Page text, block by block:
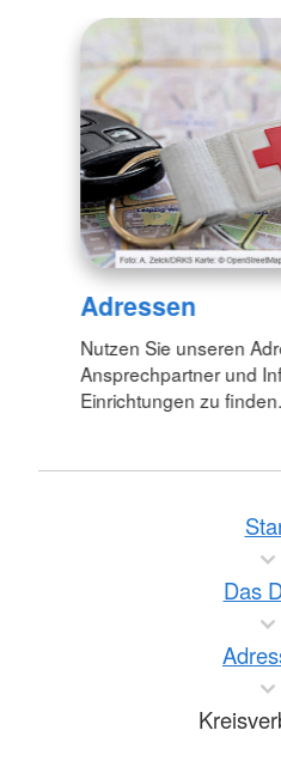
Adressen
Nutzen Sie unseren
Ansprechpartner und
Einrichtungen zu finden.
Das